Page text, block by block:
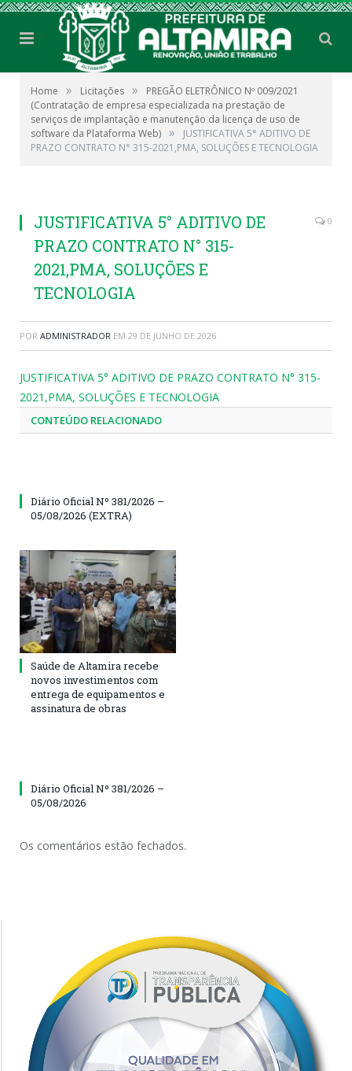
Home » Licitações »
PREGÃO ELETRÔNICO Nº 009/2021
(Contratação de empresa especializada na prestação de
serviços de implantação e manutenção da licença de uso de
software da Plataforma Web) »
JUSTIFICATIVA 5° ADITIVO DE
PRAZO CONTRATO N° 315-2021,PMA, SOLUÇÕES E TECNOLOGIA
JUSTIFICATIVA 5° ADITIVO DE
PRAZO CONTRATO N° 315-
2021,PMA, SOLUÇÕES E
TECNOLOGIA
0
POR ADMINISTRADOR EM 29 DE JUNHO DE 2026
JUSTIFICATIVA 5° ADITIVO DE PRAZO CONTRATO N° 315-
2021,PMA, SOLUÇÕES E TECNOLOGIA
CONTEÚDO RELACIONADO
Diário Oficial Nº 381/2026 –
05/08/2026 (EXTRA)
Saúde de Altamira recebe
novos investimentos com
entrega de equipamentos e
assinatura de obras
Diário Oficial Nº 381/2026 –
05/08/2026
Os comentários estão fechados.